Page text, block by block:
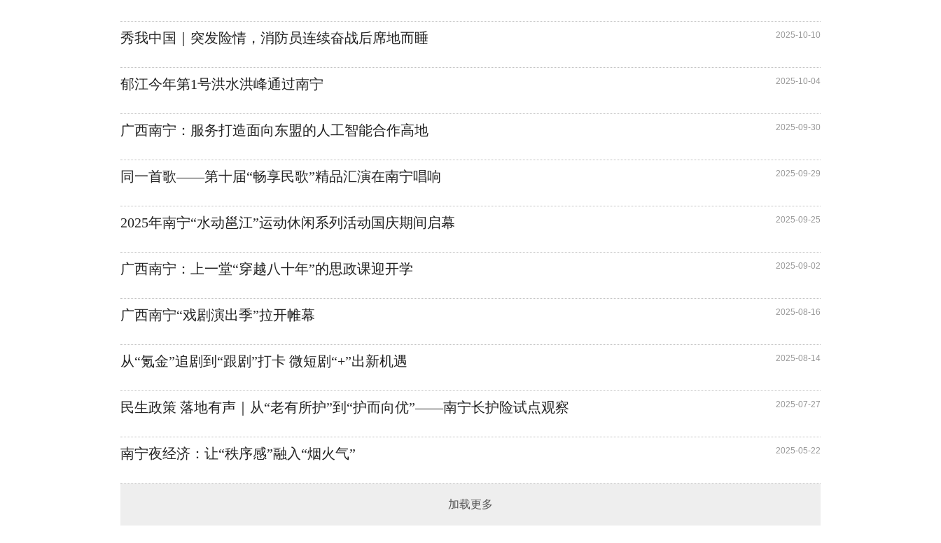
秀我中国｜突发险情，消防员连续奋战后席地而睡 2025-10-10
郁江今年第1号洪水洪峰通过南宁 2025-10-04
广西南宁：服务打造面向东盟的人工智能合作高地 2025-09-30
同一首歌——第十届“畅享民歌”精品汇演在南宁唱响 2025-09-29
2025年南宁“水动邕江”运动休闲系列活动国庆期间启幕 2025-09-25
广西南宁：上一堂“穿越八十年”的思政课迎开学 2025-09-02
广西南宁“戏剧演出季”拉开帷幕 2025-08-16
从“氪金”追剧到“跟剧”打卡 微短剧“+”出新机遇 2025-08-14
民生政策 落地有声｜从“老有所护”到“护而向优”——南宁长护险试点观察 2025-07-27
南宁夜经济：让“秩序感”融入“烟火气” 2025-05-22
加载更多